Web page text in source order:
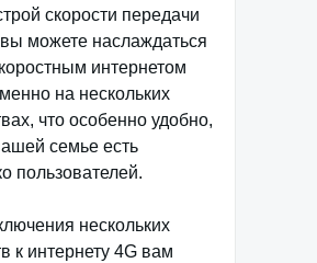
скорости передачи
можете наслаждаться
интернетом
на нескольких
что особенно удобно,
семье есть
пользователей.
нескольких
к интернету 4G вам